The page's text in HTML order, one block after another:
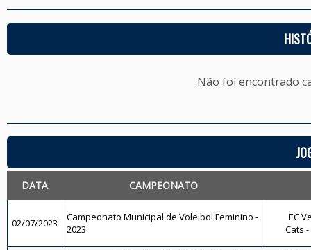
Não foi encontrado
DATA CAMPEONATO
02/07/2023
Campeonato Municipal de Voleibol Feminino -
2023
EC
Cats